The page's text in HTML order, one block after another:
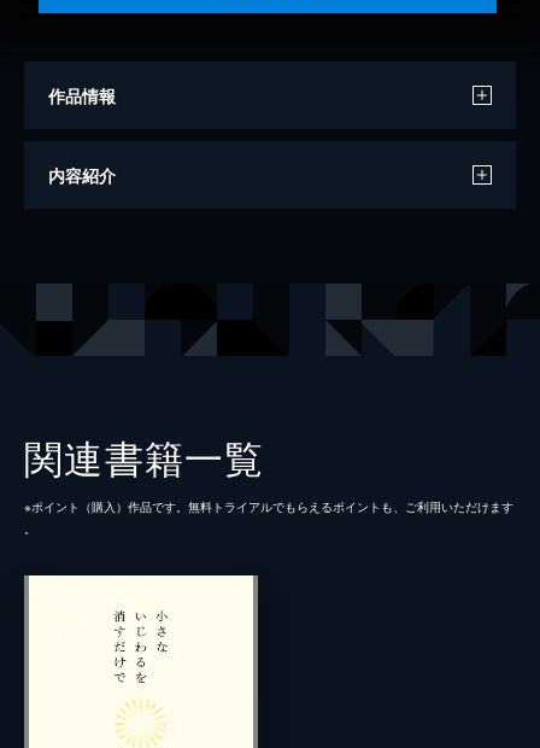
作品情報
著者
内容紹介
関連書籍一覧
※ポイント（購⼊）作品です。無料トライアルでもらえるポイントも、ご利⽤いただけます
。